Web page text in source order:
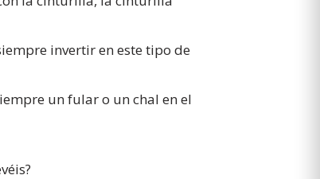
invertir en este tipo de
un fular o un chal en el